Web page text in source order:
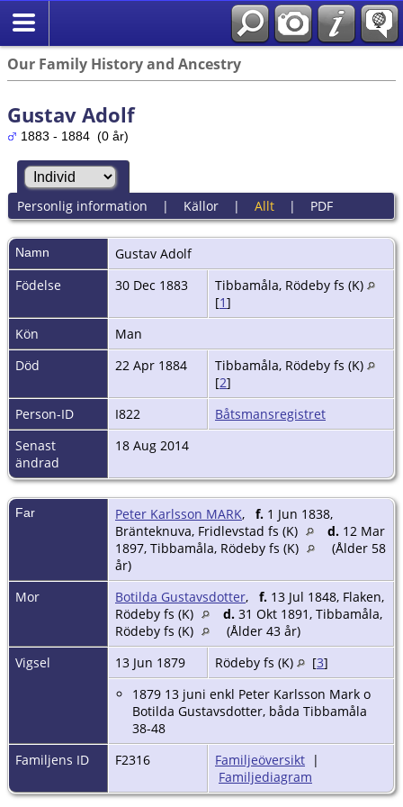
Our Family History and Ancestry
Gustav Adolf
1883 - 1884 (0 år)
Personlig information | Källor| Allt| PDF
Namn
Gustav Adolf
Födelse
30 Dec 1883
Tibbamåla, Rödeby fs (K)
[1]
Kön
Man
Död
22 Apr 1884
Tibbamåla, Rödeby fs (K)
[2]
Person-ID
I822
Båtsmansregistret
Senast
ändrad
18 Aug 2014
Far Peter Karlsson MARK, f. 1 Jun 1838,
Bränteknuva, Fridlevstad fs (K)
d. 12 Mar
1897, Tibbamåla, Rödeby fs (K)
(Ålder 58
år)
Mor
Botilda Gustavsdotter, f. 13 Jul 1848, Flaken,
Rödeby fs (K)
d. 31 Okt 1891, Tibbamåla,
Rödeby fs (K)
(Ålder 43 år)
Vigsel
13 Jun 1879 Rödeby fs (K) [3]
1879 13 juni enkl Peter Karlsson Mark o
Botilda Gustavsdotter, båda Tibbamåla
38-48
Familjens ID
F2316 Familjeöversikt |
Familjediagram